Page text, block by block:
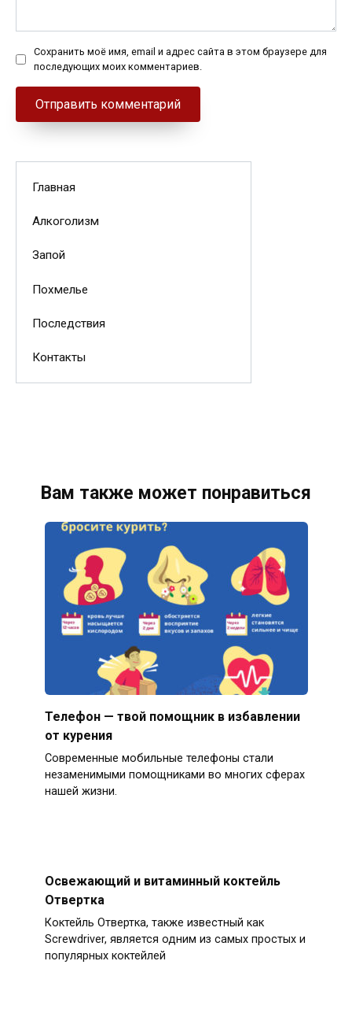
Сохранить моё имя, email и адрес сайта в этом браузере для
последующих моих комментариев.
Главная
Алкоголизм
Запой
Похмелье
Последствия
Контакты
Вам также может понравиться
Телефон — твой помощник в избавлении
от курения
Современные мобильные телефоны стали
незаменимыми помощниками во многих сферах
нашей жизни.
Освежающий и витаминный коктейль
Отвертка
Коктейль Отвертка, также известный как
Screwdriver, является одним из самых простых и
популярных коктейлей